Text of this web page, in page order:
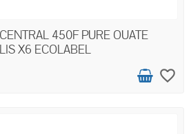
450F PURE OUATE
X6 ECOLABEL
favorite_border